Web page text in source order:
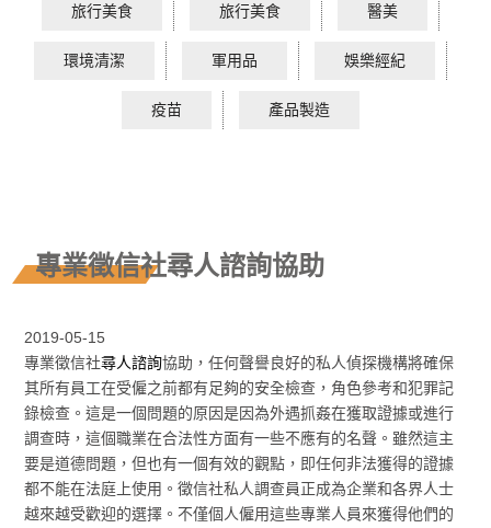
旅行美食 旅行美食 醫美
環境清潔 軍用品 娛樂經紀
疫苗 產品製造
專業徵信社尋人諮詢協助
2019-05-15
專業徵信社尋人諮詢協助，任何聲譽良好的私人偵探機構將確保
其所有員工在受僱之前都有足夠的安全檢查，角色參考和犯罪記
錄檢查。這是一個問題的原因是因為外遇抓姦在獲取證據或進行
調查時，這個職業在合法性方面有一些不應有的名聲。雖然這主
要是道德問題，但也有一個有效的觀點，即任何非法獲得的證據
都不能在法庭上使用。徵信社私人調查員正成為企業和各界人士
越來越受歡迎的選擇。不僅個人僱用這些專業人員來獲得他們的